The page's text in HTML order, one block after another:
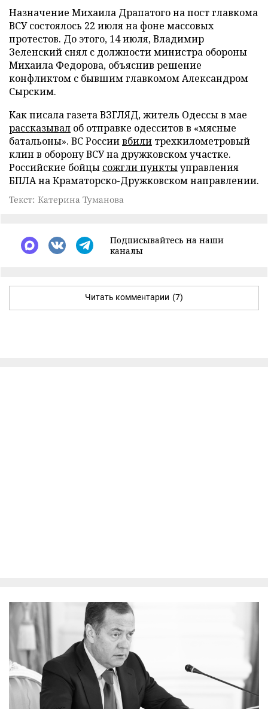
Назначение Михаила Драпатого на пост главкома
ВСУ состоялось 22 июля на фоне массовых
протестов. До этого, 14 июля, Владимир
Зеленский снял с должности министра обороны
Михаила Федорова, объяснив решение
конфликтом с бывшим главкомом Александром
Сырским.
Как писала газета ВЗГЛЯД, житель Одессы в мае
рассказывал об отправке одесситов в «мясные
батальоны». ВС Россиивбили трехкилометровый
клин в оборону ВСУ на дружковском участке.
Российские бойцы сожгли пунктыуправления
БПЛА на Краматорско-Дружковском направлении.
Текст: Катерина Туманова
Подписывайтесь на наши
каналы
Читать комментарии (7)